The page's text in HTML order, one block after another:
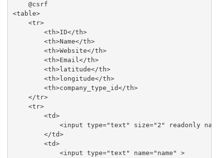
    @csrf
<table>
    <tr>
        <th>ID</th>
        <th>Name</th>
        <th>Website</th>
        <th>Email</th>
        <th>latitude</th>
        <th>longitude</th>
        <th>company_type_id</th>
    </tr>
    <tr>
        <td>
<input type="text" size="2" readonly
        </td>
        <td>
            <input type="text" name="name" >